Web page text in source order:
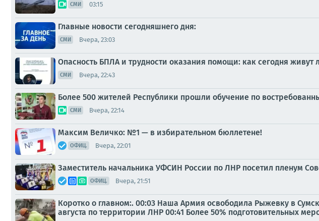
СМИ 03:15
Главные новости сегодняшнего дня:
СМИ Вчера, 23:03
Опасность БПЛА и трудности оказания помощи: как сегодня живут
СМИ Вчера, 22:43
Более 500 жителей Республики прошли обучение по
СМИ Вчера, 22:14
Максим Величко: №1 — в избирательном бюллетене!
ОФИЦ. Вчера, 22:01
Заместитель начальника УФСИН России по ЛНР посетил пленум
ОФИЦ. Вчера, 21:51
Коротко о главном:. 00:03 Наша Армия освободила Рыжевку в
августа по территории ЛНР 00:41 Более 50% подготовительных